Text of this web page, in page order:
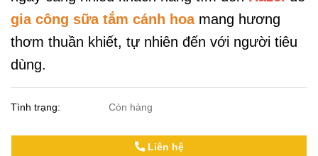
gia công sữa tắm cánh hoamang hương
thơm thuần khiết, tự nhiên đến với người tiêu
dùng.
Tình trạng: Còn hàng
Liên hệ